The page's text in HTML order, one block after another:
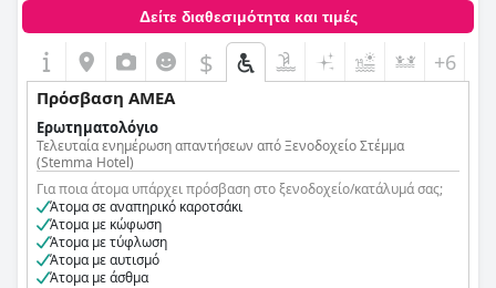
Δείτε διαθεσιμότητα και τιμές
$ +6
Πρόσβαση ΑΜΕΑ
Ερωτηματολόγιο
Τελευταία ενημέρωση απαντήσεων από Ξενοδοχείο Στέμμα
(Stemma Hotel)
Για ποια άτομα υπάρχει πρόσβαση στο ξενοδοχείο/κατάλυμά σας;
Άτομα σε αναπηρικό καροτσάκι
Άτομα με κώφωση
Άτομα με τύφλωση
Άτομα με αυτισμό
Άτομα με άσθμα